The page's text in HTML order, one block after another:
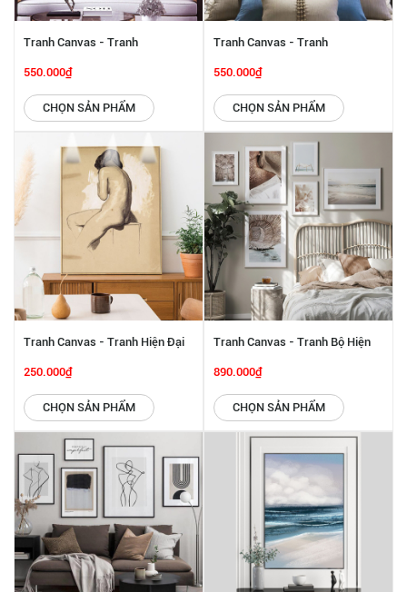
Tranh Canvas - Tranh
Panorama Tranh Hiện Đại SGP
550.000₫
CHỌN SẢN PHẨM
Tranh Canvas - Tranh
Panorama Tranh Hiện Đại SGP
550.000₫
CHỌN SẢN PHẨM
Tranh Canvas - Tranh Hiện Đại
SGP 2432210
250.000₫
CHỌN SẢN PHẨM
Tranh Canvas - Tranh Bộ Hiện
Đại SGP 2432208
890.000₫
CHỌN SẢN PHẨM